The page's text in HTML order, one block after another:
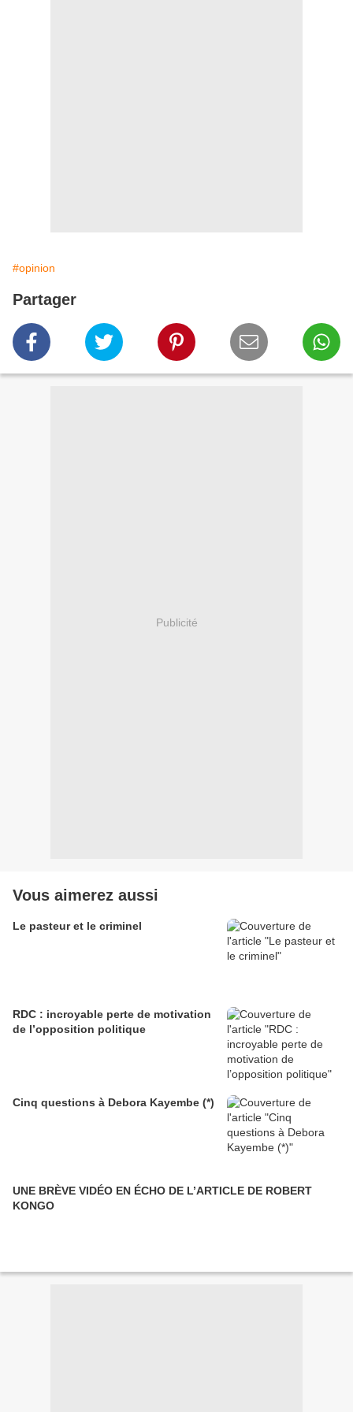
#opinion
Partager
Publicité
Vous aimerez aussi
Le pasteur et le criminel
RDC : incroyable perte de motivation
de l’opposition politique
Cinq questions à Debora Kayembe (*)
UNE BRÈVE VIDÉO EN ÉCHO DE L’ARTICLE DE ROBERT
KONGO